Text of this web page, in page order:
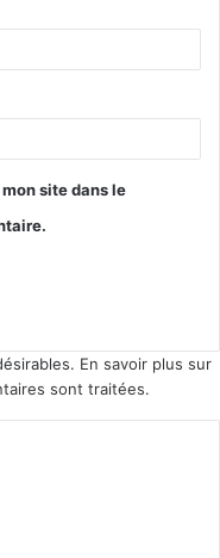
site dans le
En savoir plus sur
sont traitées.